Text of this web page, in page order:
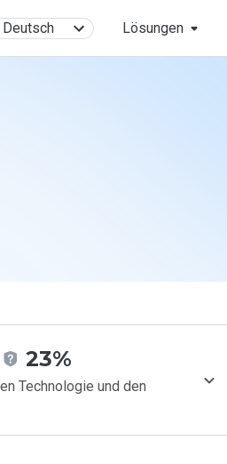
Deutsch Lösungen
23%
Technologie und den